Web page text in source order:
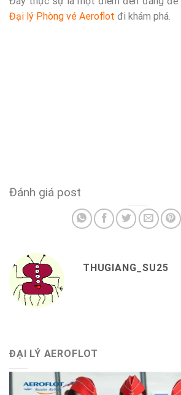
Đại lý Phòng vé Aeroflot đi khám phá.
Đánh giá post
THUGIANG_SU25
ĐẠI LÝ AEROFLOT